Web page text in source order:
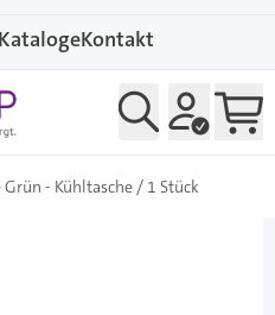
Kontakt
Grün - Kühltasche / 1 Stück